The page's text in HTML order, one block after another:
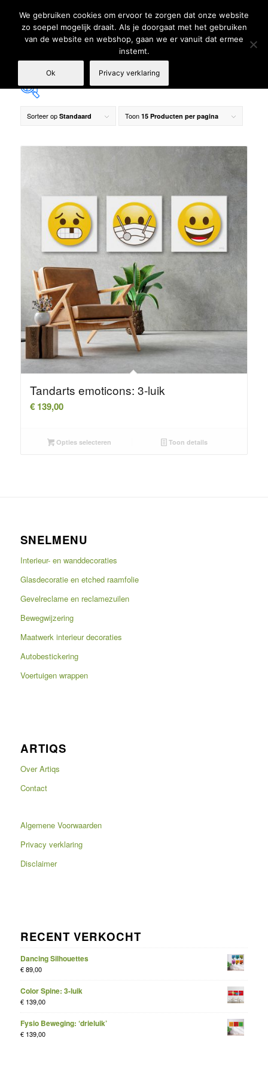
€ 139 € 179
179
Sorteer op Standaard Toon 15 Producten per pagina
Tandarts emoticons: 3-luik
€139,00
Opties selecteren Toon details
SNELMENU
Interieur- en wanddecoraties
Glasdecoratie en etched raamfolie
Gevelreclame en reclamezuilen
Bewegwijzering
Maatwerk interieur decoraties
Autobestickering
Voertuigen wrappen
ARTIQS
Over Artiqs
Contact
Algemene Voorwaarden
Privacy verklaring
Disclaimer
RECENT VERKOCHT
Dancing Silhouettes
€89,00
Color Spine: 3-luik
€139,00
Fysio Beweging: ‘drieluik’
€139,00
We gebruiken cookies om ervoor te zorgen dat onze website
zo soepel mogelijk draait. Als je doorgaat met het gebruiken
van de website en webshop, gaan we er vanuit dat ermee
instemt.
Ok Privacy verklaring